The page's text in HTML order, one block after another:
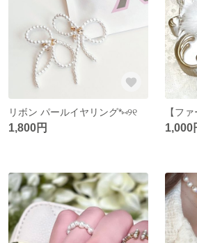
リボン パールイヤリング*⑅︎୨୧
1,800円 1,000